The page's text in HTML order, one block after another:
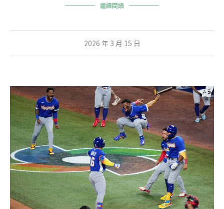
繼續閱讀
2026 年 3 月 15 日